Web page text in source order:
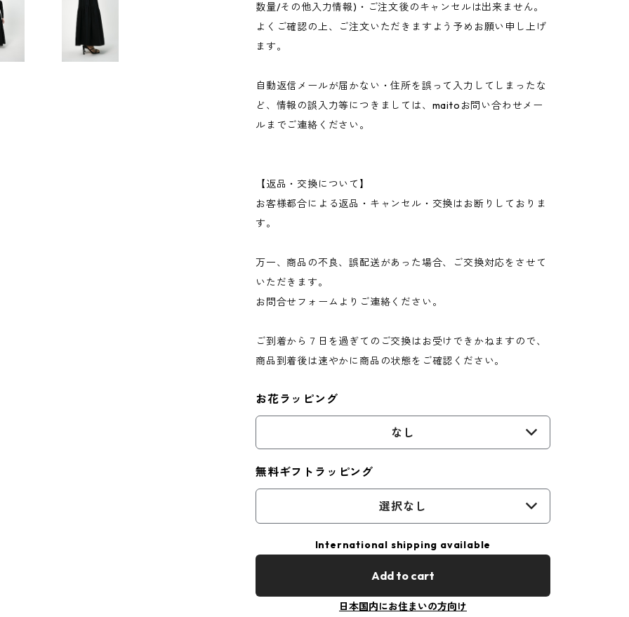
数量/その他入力情報)・ご注文後のキャンセルは出来ません。
よくご確認の上、ご注文いただきますよう予めお願い申し上げ
ます。
自動返信メールが届かない・住所を誤って入力してしまったな
ど、情報の誤入力等につきましては、maitoお問い合わせメー
ルまでご連絡ください。
【返品・交換について】
お客様都合による返品・キャンセル・交換はお断りしておりま
す。
万一、商品の不良、誤配送があった場合、ご交換対応をさせて
いただきます。
お問合せフォームよりご連絡ください。
ご到着から７日を過ぎてのご交換はお受けできかねますので、
商品到着後は速やかに商品の状態をご確認ください。
お花ラッピング
なし
無料ギフトラッピング
選択なし
International shipping available
Add to cart
日本国内にお住まいの方向け